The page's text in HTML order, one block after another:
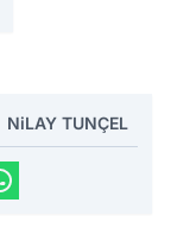
NiLAY TUNÇEL